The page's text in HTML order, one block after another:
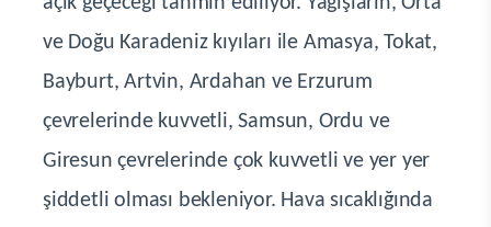
ve Doğu Karadeniz kıyıları ile Amasya, Tokat,
Bayburt, Artvin, Ardahan ve Erzurum
çevrelerinde kuvvetli, Samsun, Ordu ve
Giresun çevrelerinde çok kuvvetli ve yer yer
şiddetli olması bekleniyor. Hava sıcaklığında